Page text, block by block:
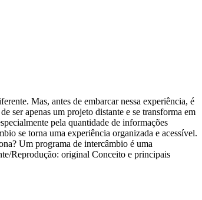
Mas, antes de embarcar nessa experiência, é
ser apenas um projeto distante e se transforma em
pela quantidade de informações
se torna uma experiência organizada e acessível.
Um programa de intercâmbio é uma
Reprodução: original Conceito e principais